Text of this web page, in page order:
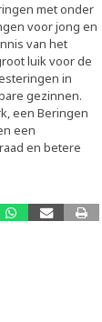
met onder
voor jong en
van het
luik voor de
in
gezinnen.
een Beringen
een
en betere